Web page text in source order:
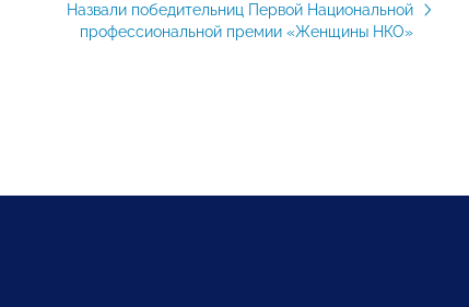
Назвали победительниц Первой Национальной
профессиональной премии «Женщины НКО»